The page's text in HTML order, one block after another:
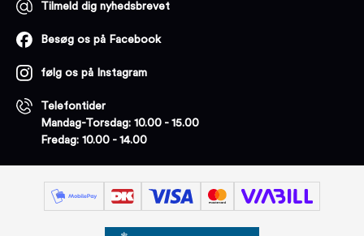
Tilmeld dig nyhedsbrevet
Besøg os på Facebook
følg os på Instagram
Telefontider
Mandag-Torsdag: 10.00 - 15.00
Fredag: 10.00 - 14.00